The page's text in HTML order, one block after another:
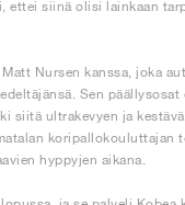
ettei siinä olisi lainkaan
Nursen kanssa, joka
Sen
siitä ultrakevyen ja
hyppyjen aikana.